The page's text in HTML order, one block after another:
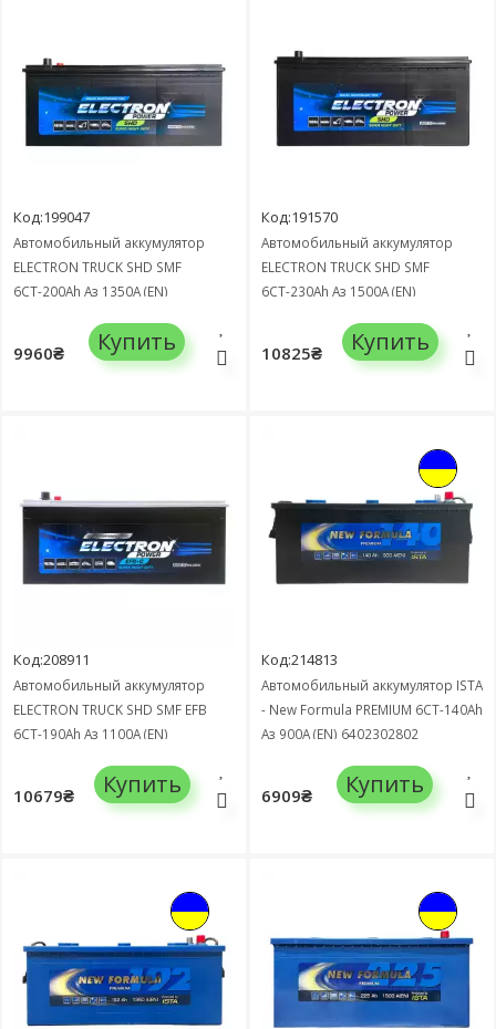
Код:199047
Автомобильный аккумулятор
ELECTRON TRUCK SHD SMF
6СТ-200Ah Аз 1350А (EN)
9960₴ Купить
Код:191570
Автомобильный аккумулятор
ELECTRON TRUCK SHD SMF
6СТ-230Ah Аз 1500А (EN)
10825₴ Купить
Код:208911
Автомобильный аккумулятор
ELECTRON TRUCK SHD SMF EFB
6СТ-190Ah Аз 1100А (EN)
10679₴ Купить
Код:214813
Автомобильный аккумулятор ISTA
- New Formula PREMIUM 6СТ-140Ah
Аз 900А (EN) 6402302802
6909₴ Купить